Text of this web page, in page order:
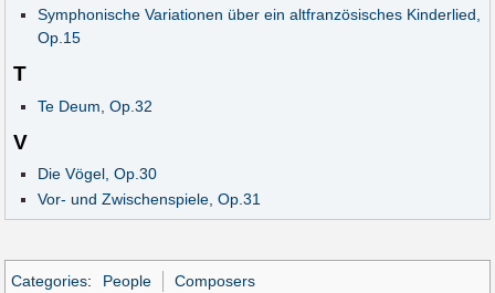
Symphonische Variationen über ein altfranzösisches Kinderlied,
Op.15
T
Te Deum, Op.32
V
Die Vögel, Op.30
Vor- und Zwischenspiele, Op.31
Categories: People Composers